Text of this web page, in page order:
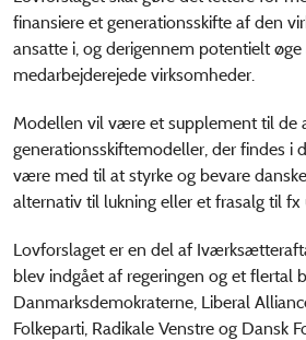
finansiere et generationsskifte af den
ansatte i, og derigennem potentielt
medarbejderejede virksomheder.
Modellen vil være et supplement til de
generationsskiftemodeller, der findes i
være med til at styrke og bevare
alternativ til lukning eller et frasalg til fx
Lovforslaget er en del af
blev indgået af regeringen og et flertal
Danmarksdemokraterne, Liberal
Folkeparti, Radikale Venstre og Dansk